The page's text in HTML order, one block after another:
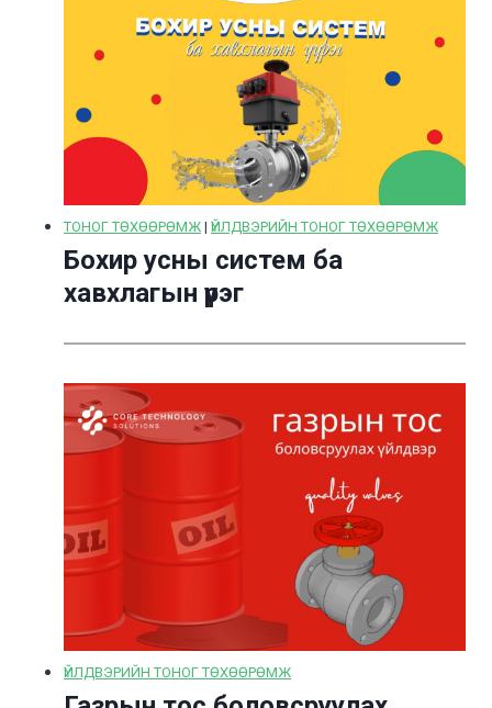
ТОНОГ ТӨХӨӨРӨМЖ | ҮЙЛДВЭРИЙН ТОНОГ ТӨХӨӨРӨМЖ
Бохир усны систем ба
хавхлагын үүрэг
ҮЙЛДВЭРИЙН ТОНОГ ТӨХӨӨРӨМЖ